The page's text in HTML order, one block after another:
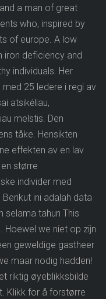
a man of great
who, inspired by
of europe. A low
iron deficiency and
individuals. Her
25 ledere i regi av
atsikėliau,
melstis. Den
tåke. Hensikten
effekten av en lav
større
individer med
ini adalah data
selama tahun This
we niet op zijn
geweldige gastheer
maar nodig hadden!
riktig øyeblikksbilde
Klikk for å forstørre